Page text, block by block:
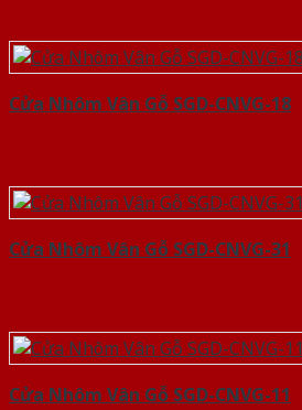
Cửa Nhôm Vân Gỗ SGD-CNVG-18
Cửa Nhôm Vân Gỗ SGD-CNVG-31
Cửa Nhôm Vân Gỗ SGD-CNVG-11